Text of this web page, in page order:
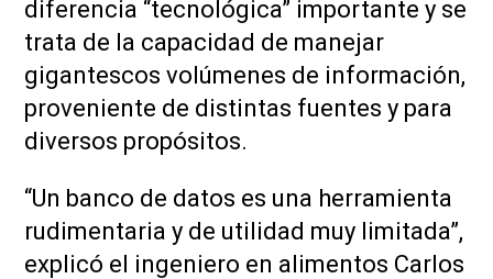
diferencia “tecnológica” importante y se
trata de la capacidad de manejar
gigantescos volúmenes de información,
proveniente de distintas fuentes y para
diversos propósitos.
“Un banco de datos es una herramienta
rudimentaria y de utilidad muy limitada”,
explicó el ingeniero en alimentos Carlos